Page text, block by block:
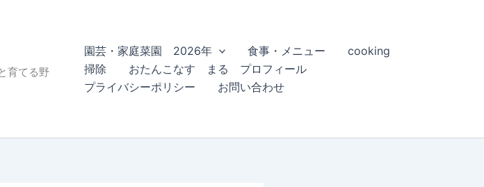
育てる野
園芸・家庭菜園 2026年 食事・メニュー
cooking
掃除
おたんこなす まる プロフィール
プライバシーポリシー
お問い合わせ